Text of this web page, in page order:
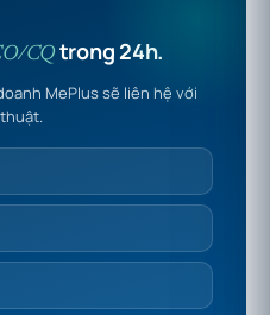
CQtrong 24h.
MePlus sẽ liên hệ với